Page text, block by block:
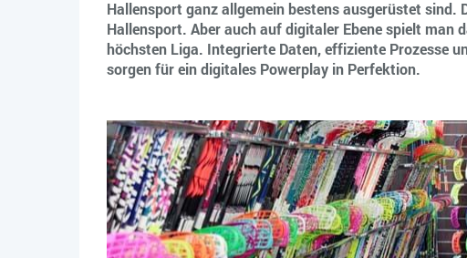
Hallensport ganz allgemein bestens ausgerüstet sind.
Hallensport. Aber auch auf digitaler Ebene spielt man
höchsten Liga. Integrierte Daten, effiziente Prozesse
sorgen für ein digitales Powerplay in Perfektion.